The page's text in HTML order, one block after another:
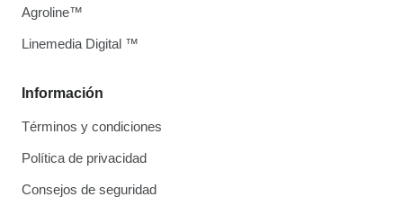
Información
Términos y condiciones
Política de privacidad
Consejos de seguridad
Agroline™
Linemedia Digital ™